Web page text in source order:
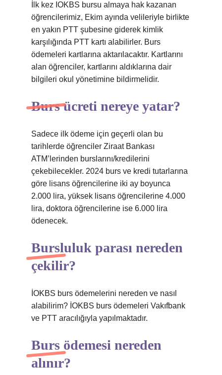
İlk kez IOKBS bursu almaya hak kazanan
öğrencilerimiz, Ekim ayında velileriyle birlikte
en yakın PTT şubesine giderek kimlik
karşılığında PTT kartı alabilirler. Burs
ödemeleri kartlarına aktarılacaktır. Kartlarını
alan öğrenciler, kartlarını aldıklarına dair
bilgileri okul yönetimine bildirmelidir.
Burs ücreti nereye yatar?
Sadece ilk ödeme için geçerli olan bu
tarihlerde öğrenciler Ziraat Bankası
ATM’lerinden burslarını/kredilerini
çekebilecekler. 2024 burs ve kredi tutarlarına
göre lisans öğrencilerine iki ay boyunca
2.000 lira, yüksek lisans öğrencilerine 4.000
lira, doktora öğrencilerine ise 6.000 lira
ödenecek.
Bursluluk parası nereden
çekilir?
İOKBS burs ödemelerini nereden ve nasıl
alabilirim? İOKBS burs ödemeleri Vakıfbank
ve PTT aracılığıyla yapılmaktadır.
Burs ödemesi nereden
alınır?